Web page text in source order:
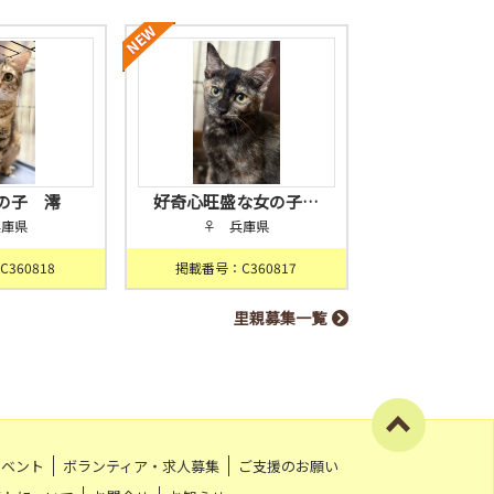
子 澪
県
好奇心旺盛な女の子…
♀ 兵庫県
掲載番号：C360817
里親募集一覧
ント ボランティア・求人募集
ご支援のお願い